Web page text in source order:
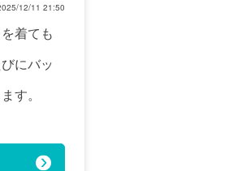
12/11 21:50
着ても
にバッ
す。